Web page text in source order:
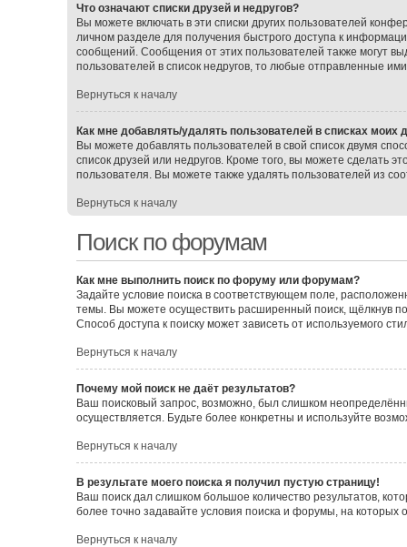
Что означают списки друзей и недругов?
Вы можете включать в эти списки других пользователей
личном разделе для получения быстрого доступа к
сообщений. Сообщения от этих пользователей также могут
пользователей в список недругов, то любые отправленные
Вернуться к началу
Как мне добавлять/удалять пользователей в списках моих
Вы можете добавлять пользователей в свой список двумя
список друзей или недругов. Кроме того, вы можете сделать
пользователя. Вы можете также удалять пользователей из
Вернуться к началу
Поиск по форумам
Как мне выполнить поиск по форуму или форумам?
Задайте условие поиска в соответствующем поле,
темы. Вы можете осуществить расширенный поиск, щёлкнув
Способ доступа к поиску может зависеть от используемого
Вернуться к началу
Почему мой поиск не даёт результатов?
Ваш поисковый запрос, возможно, был слишком
осуществляется. Будьте более конкретны и используйте
Вернуться к началу
В результате моего поиска я получил пустую страницу!
Ваш поиск дал слишком большое количество результатов,
более точно задавайте условия поиска и форумы, на которых
Вернуться к началу